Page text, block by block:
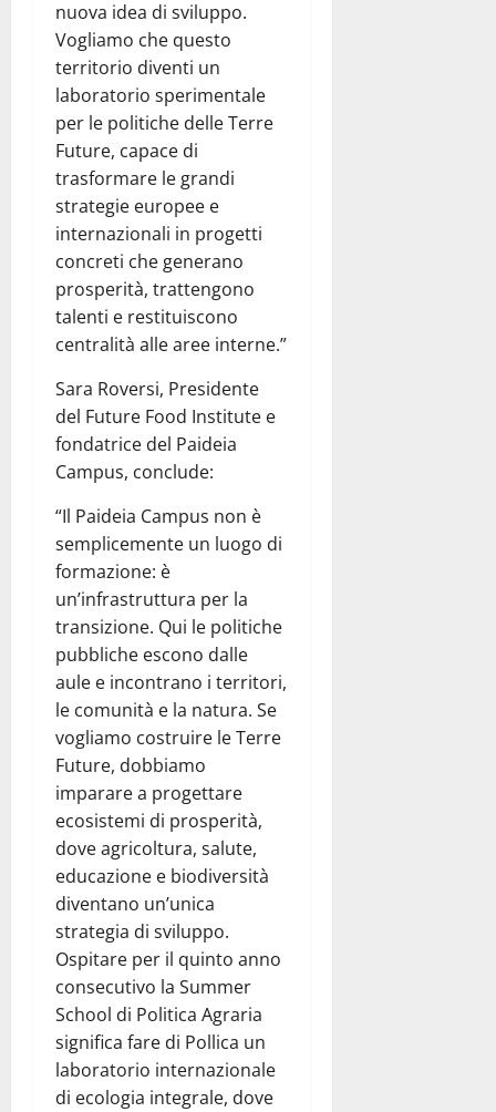
nuova idea di sviluppo.
Vogliamo che questo
territorio diventi un
laboratorio sperimentale
per le politiche delle Terre
Future, capace di
trasformare le grandi
strategie europee e
internazionali in progetti
concreti che generano
prosperità, trattengono
talenti e restituiscono
centralità alle aree interne.”
Sara Roversi, Presidente
del Future Food Institute e
fondatrice del Paideia
Campus, conclude:
“Il Paideia Campus non è
semplicemente un luogo di
formazione: è
un’infrastruttura per la
transizione. Qui le politiche
pubbliche escono dalle
aule e incontrano i territori,
le comunità e la natura. Se
vogliamo costruire le Terre
Future, dobbiamo
imparare a progettare
ecosistemi di prosperità,
dove agricoltura, salute,
educazione e biodiversità
diventano un’unica
strategia di sviluppo.
Ospitare per il quinto anno
consecutivo la Summer
School di Politica Agraria
significa fare di Pollica un
laboratorio internazionale
di ecologia integrale, dove